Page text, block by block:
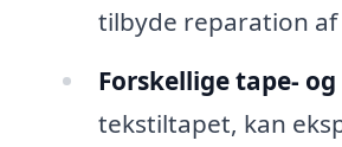
tilbyde reparation
Forskellige tape-
tekstiltapet, kan